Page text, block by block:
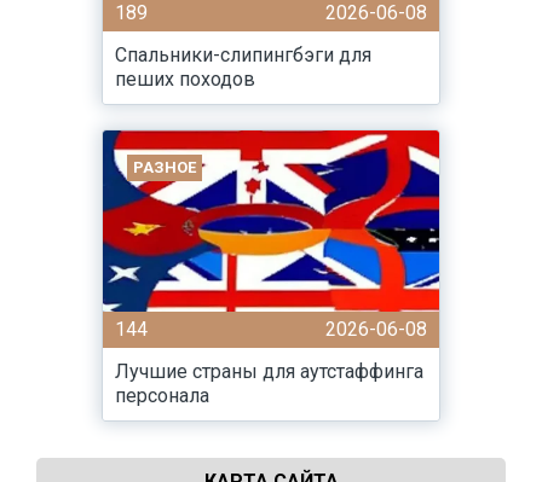
189
2026-06-08
Спальники-слипингбэги для
пеших походов
РАЗНОЕ
144
2026-06-08
Лучшие страны для аутстаффинга
персонала